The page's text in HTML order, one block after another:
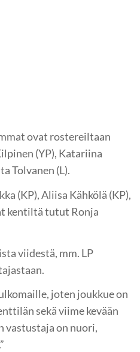
ovat rostereiltaan
(YP), Katariina
Tolvanen (L).
(KP), Aliisa Kähkölä (KP),
kentiltä tutut Ronja
viidestä, mm. LP
joten joukkue on
sekä viime kevään
vastustaja on nuori,